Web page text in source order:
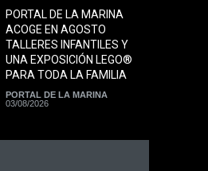
PORTAL DE LA MARINA
ACOGE EN AGOSTO
TALLERES INFANTILES Y
UNA EXPOSICIÓN LEGO®
PARA TODA LA FAMILIA
PORTAL DE LA MARINA
03/08/2026